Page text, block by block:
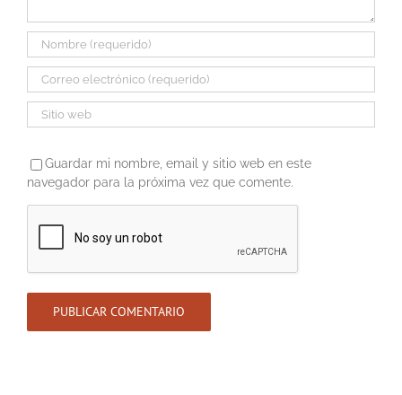
Guardar mi nombre, email y sitio web en este
navegador para la próxima vez que comente.